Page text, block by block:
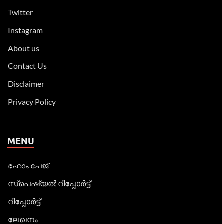
Twitter
Instagram
About us
Contact Us
Disclaimer
Privacy Policy
MENU
ഹോം പേജ്
സ്പെഷ്യൽ റിപ്പോര്‍ട്ട്
റിപ്പോര്‍ട്ട്
ലേഖനം